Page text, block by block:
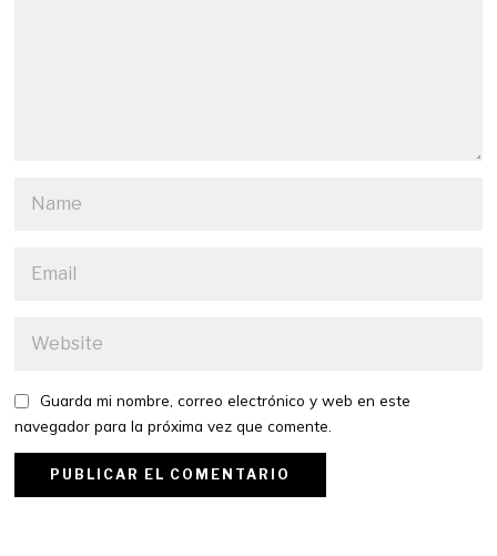
Guarda mi nombre, correo electrónico y web en este
navegador para la próxima vez que comente.